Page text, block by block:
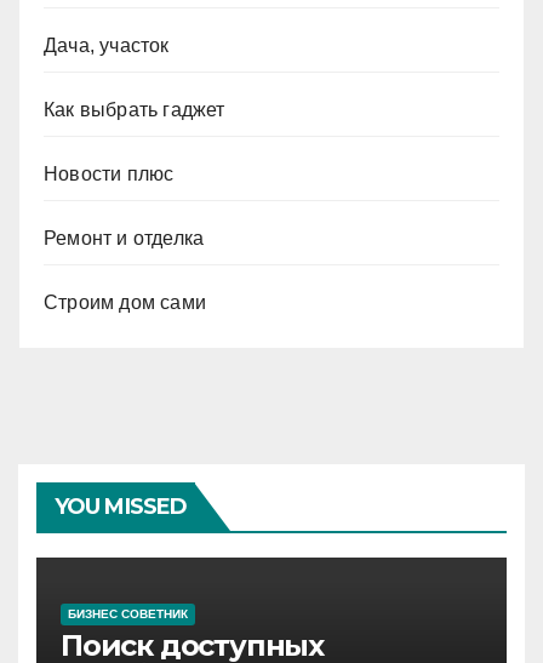
Дача, участок
Как выбрать гаджет
Новости плюс
Ремонт и отделка
Строим дом сами
YOU MISSED
БИЗНЕС СОВЕТНИК
Поиск доступных